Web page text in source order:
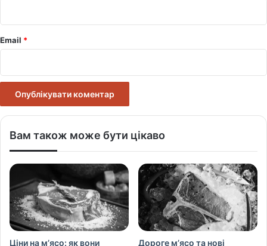
Email *
Вам також може бути цікаво
Ціни на м’ясо: як вони Дороге м’ясо та нові